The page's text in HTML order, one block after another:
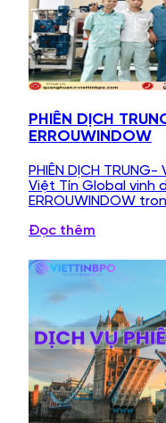
PHIÊN DỊCH
ERROUWINDOW
PHIÊN DỊCH TRUNG-
Việt Tín Global vinh
ERROUWINDOW
Đọc thêm